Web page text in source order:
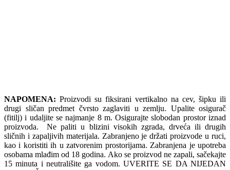
NAPOMENA: Proizvodi su fiksirani vertikalno na cev, šipku ili
drugi sličan predmet čvrsto zaglaviti u zemlju. Upalite osigurač
(fitilj) i udaljite se najmanje 8 m. Osigurajte slobodan prostor iznad
proizvoda. Ne paliti u blizini visokih zgrada, drveća ili drugih
sličnih i zapaljivih materijala. Zabranjeno je držati proizvode u ruci,
kao i koristiti ih u zatvorenim prostorijama. Zabranjena je upotreba
osobama mlađim od 18 godina. Ako se proizvod ne zapali, sačekajte
15 minuta i neutrališite ga vodom. UVERITE SE DA NIJEDAN